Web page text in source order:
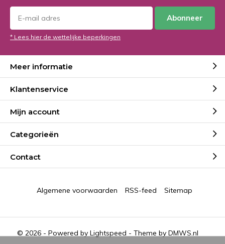
Abonneer
* Lees hier de wettelijke beperkingen
Meer informatie
Klantenservice
Mijn account
Categorieën
Contact
© 2026 - Powered by Lightspeed - Theme by DMWS.nl
Algemene voorwaarden RSS-feed Sitemap